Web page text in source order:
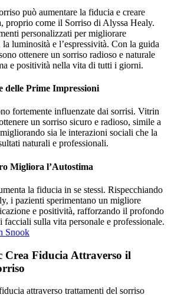
può aumentare la fiducia e creare
proprio come il Sorriso di Alyssa Healy.
personalizzati per migliorare
luminosità e l’espressività. Con la guida
ottenere un sorriso radioso e naturale
e positività nella vita di tutti i giorni.
delle Prime Impressioni
fortemente influenzate dai sorrisi. Vitrin
un sorriso sicuro e radioso, simile a
sia le interazioni sociali che la
naturali e professionali.
Migliora l’Autostima
la fiducia in se stessi. Rispecchiando
i pazienti sperimentano un migliore
e positività, rafforzando il profondo
facciali sulla vita personale e professionale.
Snook
Crea Fiducia Attraverso il
attraverso trattamenti del sorriso